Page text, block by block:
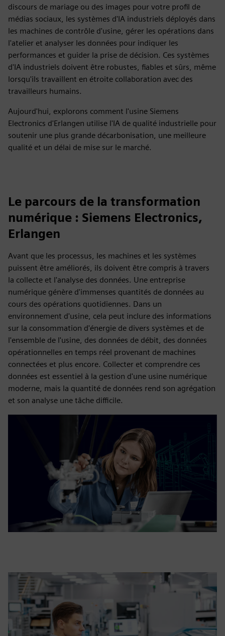
discours de mariage ou des images pour votre profil de
médias sociaux, les systèmes d'IA industriels déployés dans
les machines de contrôle d'usine, gérer les opérations dans
l'atelier et analyser les données pour indiquer les
performances et guider la prise de décision. Ces systèmes
d'IA industriels doivent être robustes, fiables et sûrs, même
lorsqu'ils travaillent en étroite collaboration avec des
travailleurs humains.
Aujourd'hui, explorons comment l'usine Siemens
Electronics d'Erlangen utilise l'IA de qualité industrielle pour
soutenir une plus grande décarbonisation, une meilleure
qualité et un délai de mise sur le marché.
Le parcours de la transformation
numérique : Siemens Electronics,
Erlangen
Avant que les processus, les machines et les systèmes
puissent être améliorés, ils doivent être compris à travers
la collecte et l'analyse des données. Une entreprise
numérique génère d'immenses quantités de données au
cours des opérations quotidiennes. Dans un
environnement d'usine, cela peut inclure des informations
sur la consommation d'énergie de divers systèmes et de
l'ensemble de l'usine, des données de débit, des données
opérationnelles en temps réel provenant de machines
connectées et plus encore. Collecter et comprendre ces
données est essentiel à la gestion d'une usine numérique
moderne, mais la quantité de données rend son agrégation
et son analyse une tâche difficile.